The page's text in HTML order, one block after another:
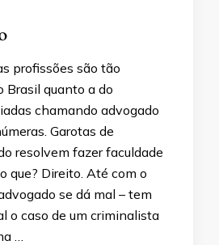
profissões são tão
Brasil quanto a do
chamando advogado
Garotas de
resolvem fazer faculdade
que? Direito. Até com o
se dá mal – tem
o caso de um criminalista
…